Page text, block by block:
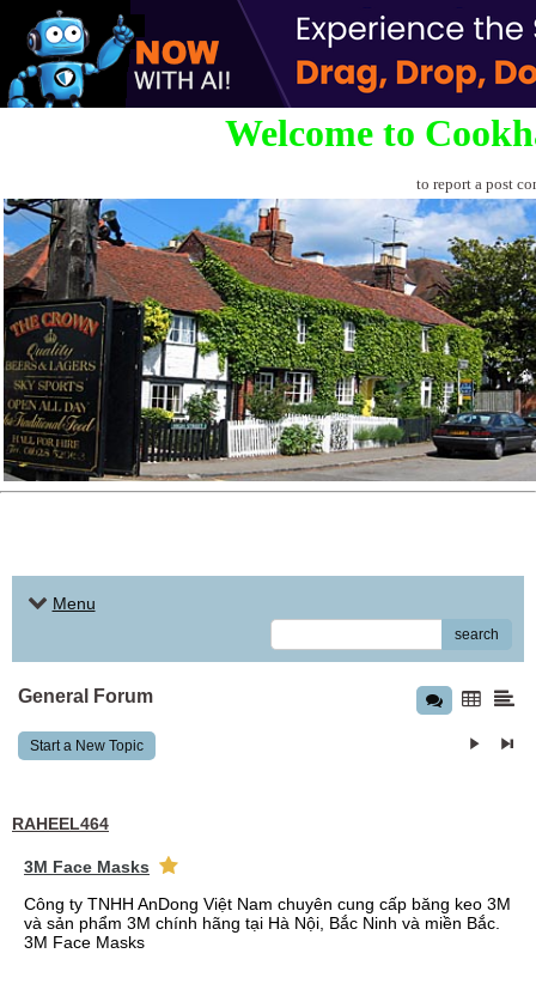
Welcome to
to report a post
Menu
search
General Forum
Start a New Topic
RAHEEL464
3M Face Masks
Công ty TNHH AnDong Việt Nam chuyên cung cấp băng keo 3M
và sản phẩm 3M chính hãng tại Hà Nội, Bắc Ninh và miền Bắc.
3M Face Masks